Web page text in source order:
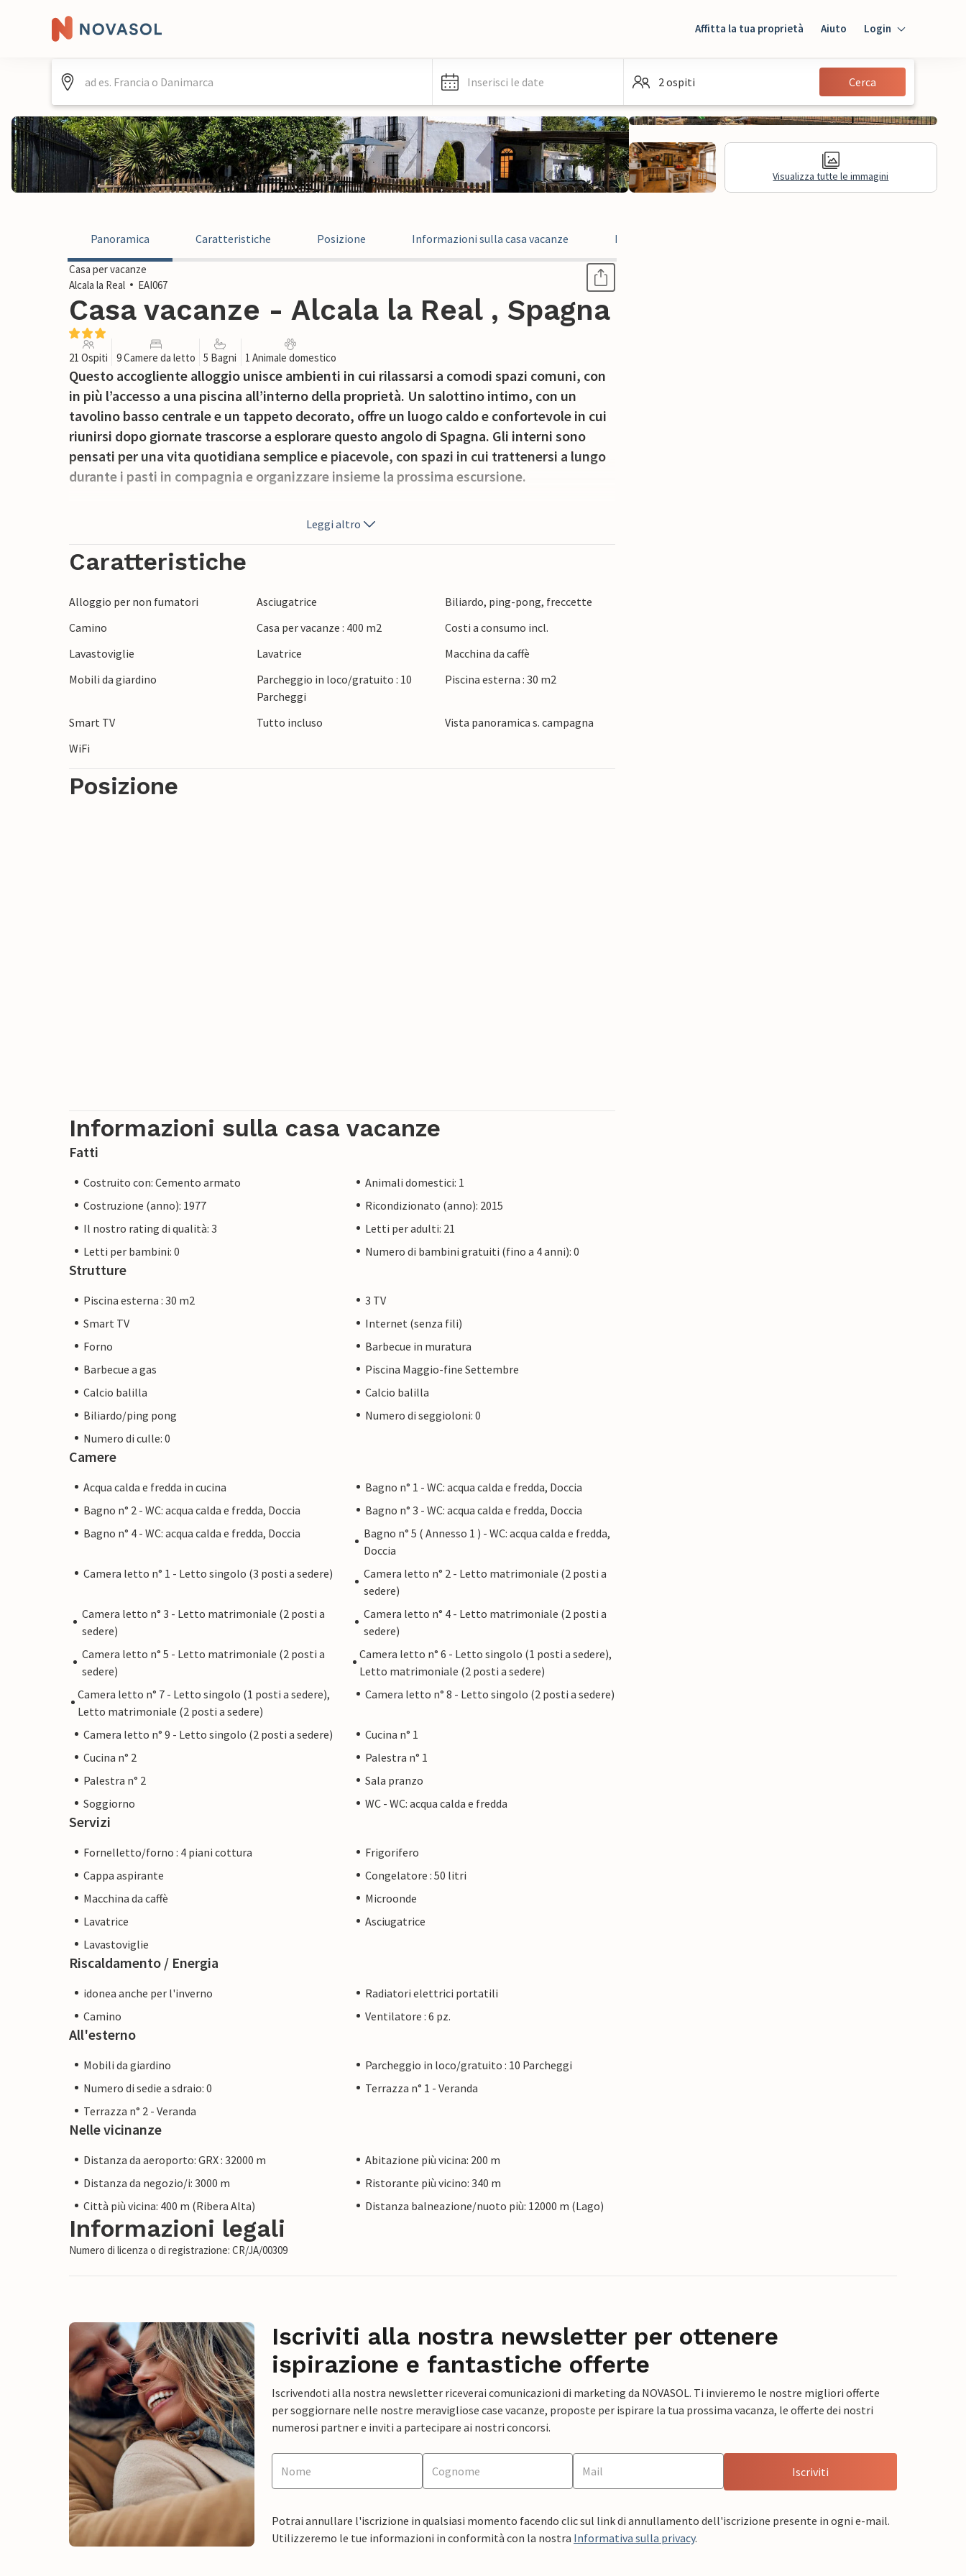
Affitta la tua proprietà Aiuto Login
Ospiti
Inserisci le date 2 ospiti Cerca
Visualizza tutte le immagini
Panoramica Caratteristiche Posizione Informazioni sulla casa vacanze Informazioni legali
Casa per vacanze
Alcala la Real
EAI067
Casa vacanze - Alcala la Real , Spagna
21 Ospiti 9 Camere da letto 5 Bagni 1 Animale domestico
Questo accogliente alloggio unisce ambienti in cui rilassarsi a comodi spazi comuni, con
in più l’accesso a una piscina all’interno della proprietà. Un salottino intimo, con un
tavolino basso centrale e un tappeto decorato, offre un luogo caldo e confortevole in cui
riunirsi dopo giornate trascorse a esplorare questo angolo di Spagna. Gli interni sono
pensati per una vita quotidiana semplice e piacevole, con spazi in cui trattenersi a lungo
durante i pasti in compagnia e organizzare insieme la prossima escursione.
All’esterno, la piscina è sempre a disposizione per un tuffo rinfrescante ogni volta che
desideri fare una pausa dalle visite turistiche. Quando hai voglia di uscire e muoverti un
po’, puoi dirigerti verso Alcalá la Real per scoprire negozi locali, caffè e ristoranti. Alcalá la
che domina le colline circostanti, coperte di uliveti. I visitatori possono passeggiare tra le
dintorni offre ottime opportunità per escursioni a piedi, in bicicletta e in auto lungo
percorsi panoramici. La posizione è inoltre ideale per gite giornaliere verso Granada,
Córdoba e i bellissimi paesaggi dell’entroterra andaluso.
Leggi altro
Caratteristiche
Alloggio per non fumatori Asciugatrice
Biliardo, ping-pong, freccette
Camino
Casa per vacanze : 400 m2
Costi a consumo incl.
Lavastoviglie
Lavatrice
Macchina da caffè
Mobili da giardino
Parcheggio in loco/gratuito : 10
Parcheggi
Piscina esterna : 30 m2
Smart TV Tutto incluso
Vista panoramica s. campagna
WiFi
Posizione
Informazioni sulla casa vacanze
Fatti
Costruito con: Cemento armato
Animali domestici: 1
Costruzione (anno): 1977
Ricondizionato (anno): 2015
Il nostro rating di qualità: 3
Letti per adulti: 21
Letti per bambini: 0
Numero di bambini gratuiti (fino a 4 anni): 0
Strutture
Piscina esterna : 30 m2
3 TV
Smart TV
Internet (senza fili)
Forno
Barbecue in muratura
Barbecue a gas
Piscina Maggio-fine Settembre
Calcio balilla
Calcio balilla
Biliardo/ping pong
Numero di seggioloni: 0
Numero di culle: 0
Camere
Acqua calda e fredda in cucina
Bagno n° 1 - WC: acqua calda e fredda, Doccia
Bagno n° 2 - WC: acqua calda e fredda, Doccia
Bagno n° 3 - WC: acqua calda e fredda, Doccia
Bagno n° 4 - WC: acqua calda e fredda, Doccia
Bagno n° 5 ( Annesso 1 ) - WC: acqua calda e fredda,
Doccia
Camera letto n° 1 - Letto singolo (3 posti a sedere)
Camera letto n° 2 - Letto matrimoniale (2 posti a
sedere)
Camera letto n° 3 - Letto matrimoniale (2 posti a
sedere)
Camera letto n° 4 - Letto matrimoniale (2 posti a
sedere)
Camera letto n° 5 - Letto matrimoniale (2 posti a
sedere)
Camera letto n° 6 - Letto singolo (1 posti a sedere),
Letto matrimoniale (2 posti a sedere)
Camera letto n° 7 - Letto singolo (1 posti a sedere),
Letto matrimoniale (2 posti a sedere)
Camera letto n° 8 - Letto singolo (2 posti a sedere)
Camera letto n° 9 - Letto singolo (2 posti a sedere)
Cucina n° 1
Cucina n° 2
Palestra n° 1
Palestra n° 2
Sala pranzo
Soggiorno
WC - WC: acqua calda e fredda
Servizi
Fornelletto/forno : 4 piani cottura
Frigorifero
Cappa aspirante
Congelatore : 50 litri
Macchina da caffè
Microonde
Lavatrice
Asciugatrice
Lavastoviglie
Riscaldamento / Energia
idonea anche per l'inverno
Radiatori elettrici portatili
Camino
Ventilatore : 6 pz.
All'esterno
Mobili da giardino
Parcheggio in loco/gratuito : 10 Parcheggi
Numero di sedie a sdraio: 0
Terrazza n° 1 - Veranda
Terrazza n° 2 - Veranda
Nelle vicinanze
Distanza da aeroporto: GRX : 32000 m
Abitazione più vicina: 200 m
Distanza da negozio/i: 3000 m
Ristorante più vicino: 340 m
Città più vicina: 400 m (Ribera Alta)
Distanza balneazione/nuoto più: 12000 m (Lago)
Informazioni legali
Numero di licenza o di registrazione: CR/JA/00309
Iscriviti alla nostra newsletter per ottenere
ispirazione e fantastiche offerte
Iscrivendoti alla nostra newsletter riceverai comunicazioni di marketing da NOVASOL. Ti invieremo le nostre migliori offerte
per soggiornare nelle nostre meravigliose case vacanze, proposte per ispirare la tua prossima vacanza, le offerte dei nostri
numerosi partner e inviti a partecipare ai nostri concorsi.
Iscriviti
Potrai annullare l'iscrizione in qualsiasi momento facendo clic sul link di annullamento dell'iscrizione presente in ogni e-mail.
Utilizzeremo le tue informazioni in conformità con la nostra Informativa sulla privacy.